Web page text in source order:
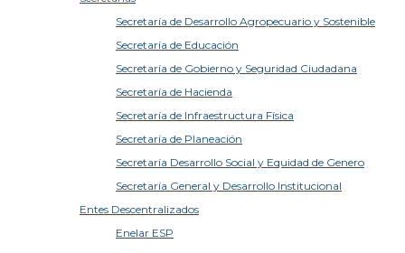
Secretaría de Desarrollo Agropecuario y Sostenible
Secretaría de Educación
Secretaría de Gobierno y Seguridad Ciudadana
Secretaría de Hacienda
Secretaría de Infraestructura Física
Secretaría de Planeación
Secretaría Desarrollo Social y Equidad de Genero
Secretaría General y Desarrollo Institucional
Entes Descentralizados
Enelar ESP